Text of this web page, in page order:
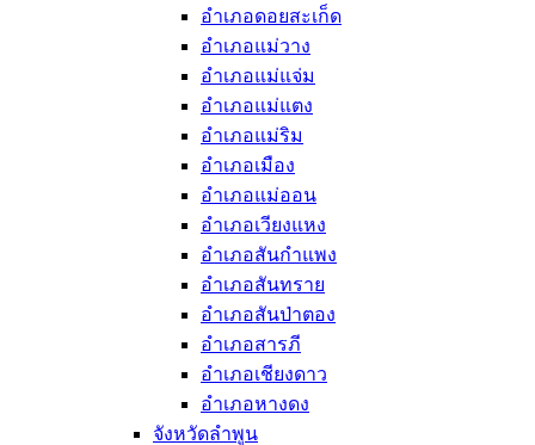
อำเภอดอยสะเก็ด
อำเภอแม่วาง
อำเภอแม่แจ่ม
อำเภอแม่แตง
อำเภอแม่ริม
อำเภอเมือง
อำเภอแม่ออน
อำเภอเวียงแหง
อำเภอสันกำแพง
อำเภอสันทราย
อำเภอสันป่าตอง
อำเภอสารภี
อำเภอเชียงดาว
อำเภอหางดง
จังหวัดลำพูน